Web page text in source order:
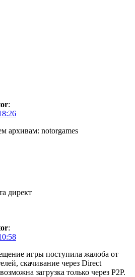
:
архивам: notorgames
директ
:
игры поступила жалоба от
скачивание через Direct
загрузка только через P2P.